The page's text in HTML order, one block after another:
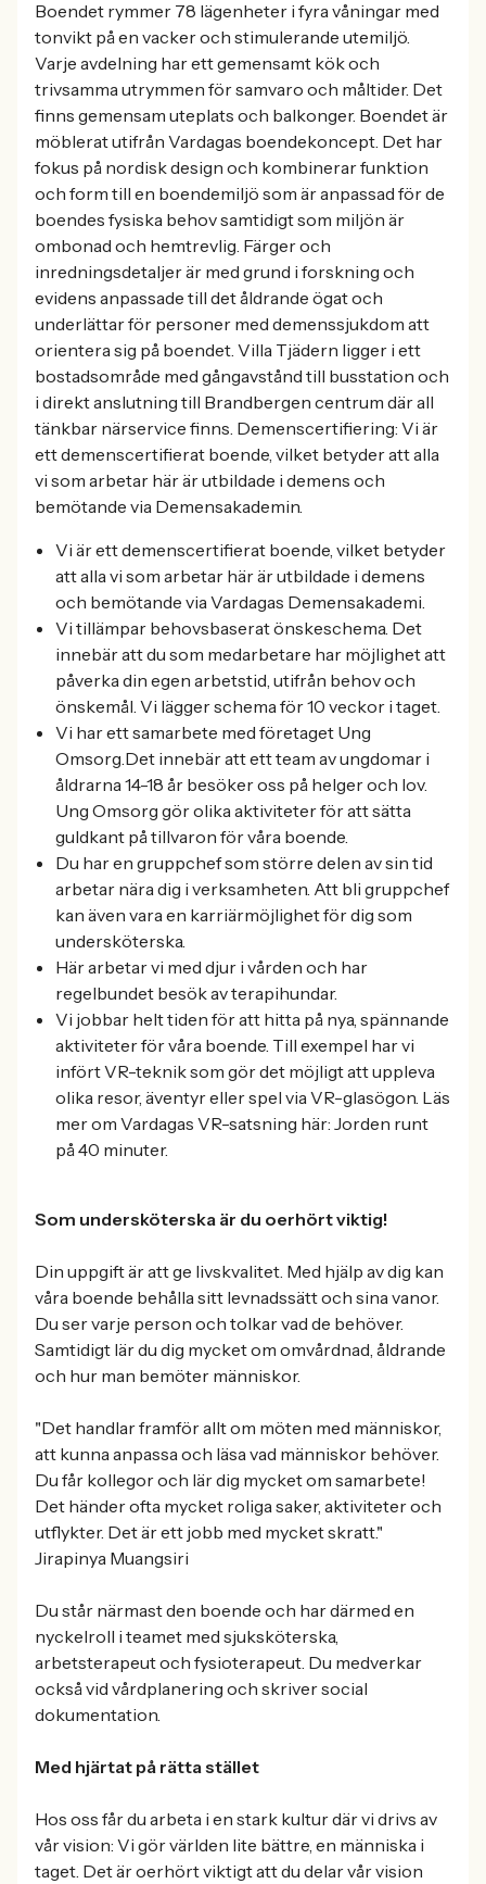
Boendet rymmer 78 lägenheter i fyra våningar med
tonvikt på en vacker och stimulerande utemiljö.
Varje avdelning har ett gemensamt kök och
trivsamma utrymmen för samvaro och måltider. Det
finns gemensam uteplats och balkonger. Boendet är
möblerat utifrån Vardagas boendekoncept. Det har
fokus på nordisk design och kombinerar funktion
och form till en boendemiljö som är anpassad för de
boendes fysiska behov samtidigt som miljön är
ombonad och hemtrevlig. Färger och
inredningsdetaljer är med grund i forskning och
evidens anpassade till det åldrande ögat och
underlättar för personer med demenssjukdom att
orientera sig på boendet. Villa Tjädern ligger i ett
bostadsområde med gångavstånd till busstation och
i direkt anslutning till Brandbergen centrum där all
tänkbar närservice finns. Demenscertifiering: Vi är
ett demenscertifierat boende, vilket betyder att alla
vi som arbetar här är utbildade i demens och
bemötande via Demensakademin.
Vi är ett demenscertifierat boende, vilket betyder
att alla vi som arbetar här är utbildade i demens
och bemötande via Vardagas Demensakademi.
Vi tillämpar behovsbaserat önskeschema. Det
innebär att du som medarbetare har möjlighet att
påverka din egen arbetstid, utifrån behov och
önskemål. Vi lägger schema för 10 veckor i taget.
Vi har ett samarbete med företaget Ung
Omsorg.Det innebär att ett team av ungdomar i
åldrarna 14-18 år besöker oss på helger och lov.
Ung Omsorg gör olika aktiviteter för att sätta
guldkant på tillvaron för våra boende.
Du har en gruppchef som större delen av sin tid
arbetar nära dig i verksamheten. Att bli gruppchef
kan även vara en karriärmöjlighet för dig som
undersköterska.
Här arbetar vi med djur i vården och har
regelbundet besök av terapihundar.
Vi jobbar helt tiden för att hitta på nya, spännande
aktiviteter för våra boende. Till exempel har vi
infört VR-teknik som gör det möjligt att uppleva
olika resor, äventyr eller spel via VR-glasögon. Läs
mer om Vardagas VR-satsning här: Jorden runt
på 40 minuter.
Som undersköterska är du oerhört viktig!
Din uppgift är att ge livskvalitet. Med hjälp av dig kan
våra boende behålla sitt levnadssätt och sina vanor.
Du ser varje person och tolkar vad de behöver.
Samtidigt lär du dig mycket om omvårdnad, åldrande
och hur man bemöter människor.
"Det handlar framför allt om möten med människor,
att kunna anpassa och läsa vad människor behöver.
Du får kollegor och lär dig mycket om samarbete!
Det händer ofta mycket roliga saker, aktiviteter och
utflykter. Det är ett jobb med mycket skratt."
Jirapinya Muangsiri
Du står närmast den boende och har därmed en
nyckelroll i teamet med sjuksköterska,
arbetsterapeut och fysioterapeut. Du medverkar
också vid vårdplanering och skriver social
dokumentation.
Med hjärtat på rätta stället
Hos oss får du arbeta i en stark kultur där vi drivs av
vår vision: Vi gör världen lite bättre, en människa i
taget. Det är oerhört viktigt att du delar vår vision